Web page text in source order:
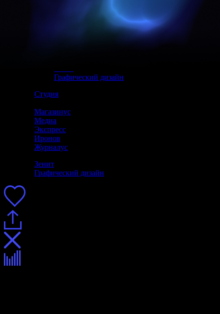
Графический дизайн
Студия
Магазинус
Медиа
Экспресс
Иронов
Журналус
Зенит
Графический дизайн